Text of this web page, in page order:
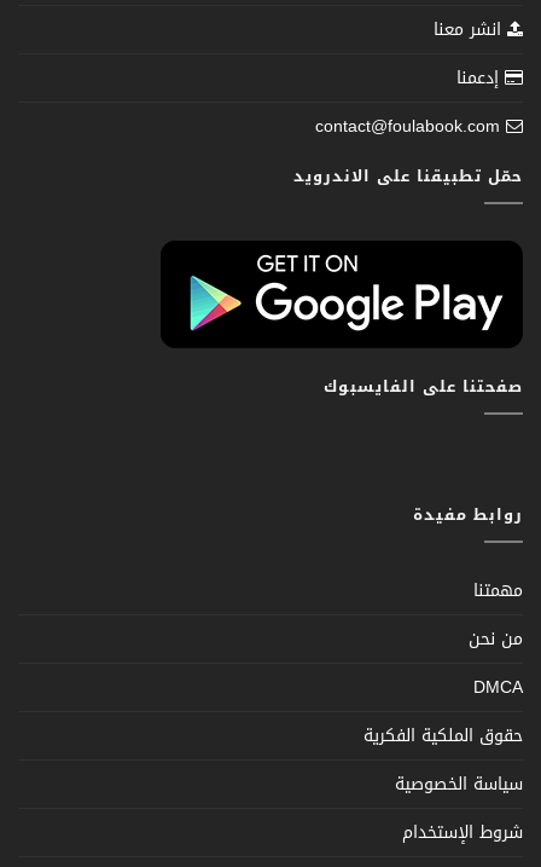
انشر معنا
إدعمنا
contact@foulabook.com
حمّل تطبيقنا على الاندرويد
صفحتنا على الفايسبوك
روابط مفيدة
مهمتنا
من نحن
DMCA
حقوق الملكية الفكرية
سياسة الخصوصية
شروط الإستخدام